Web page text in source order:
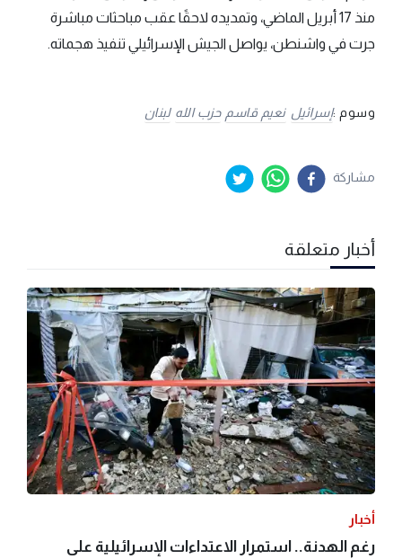
منذ 17 أبريل الماضي، وتمديده لاحقًا عقب مباحثات مباشرة
جرت في واشنطن، يواصل الجيش الإسرائيلي تنفيذ هجماته.
وسوم :إسرائيل نعيم قاسم حزب الله لبنان
مشاركة
أخبار متعلقة
أخبار
رغم الهدنة.. استمرار الاعتداءات الإسرائيلية على